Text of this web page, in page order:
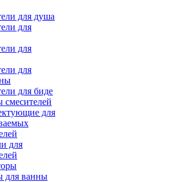
для душа
для
для
для
для биде
смесителей
для
для
для ванны